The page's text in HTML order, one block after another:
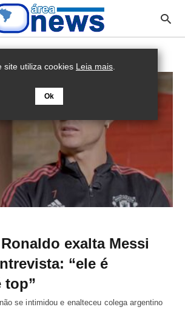
exalta Messi
“ele é
top”
se intimidou e enalteceu colega argentino
site utiliza cookies Leia mais.
Ok